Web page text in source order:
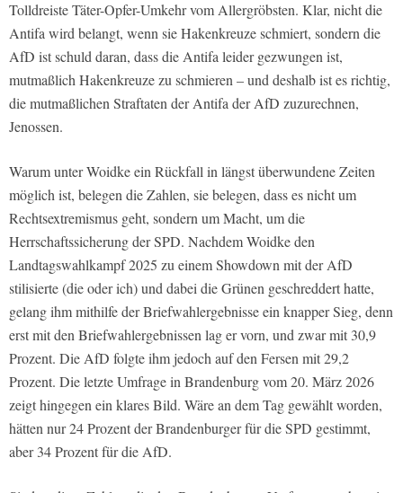
Tolldreiste Täter-Opfer-Umkehr vom Allergröbsten. Klar, nicht die
Antifa wird belangt, wenn sie Hakenkreuze schmiert, sondern die
AfD ist schuld daran, dass die Antifa leider gezwungen ist,
mutmaßlich Hakenkreuze zu schmieren – und deshalb ist es richtig,
die mutmaßlichen Straftaten der Antifa der AfD zuzurechnen,
Jenossen.
Warum unter Woidke ein Rückfall in längst überwundene Zeiten
möglich ist, belegen die Zahlen, sie belegen, dass es nicht um
Rechtsextremismus geht, sondern um Macht, um die
Herrschaftssicherung der SPD. Nachdem Woidke den
Landtagswahlkampf 2025 zu einem Showdown mit der AfD
stilisierte (die oder ich) und dabei die Grünen geschreddert hatte,
gelang ihm mithilfe der Briefwahlergebnisse ein knapper Sieg, denn
erst mit den Briefwahlergebnissen lag er vorn, und zwar mit 30,9
Prozent. Die AfD folgte ihm jedoch auf den Fersen mit 29,2
Prozent. Die letzte Umfrage in Brandenburg vom 20. März 2026
zeigt hingegen ein klares Bild. Wäre an dem Tag gewählt worden,
hätten nur 24 Prozent der Brandenburger für die SPD gestimmt,
aber 34 Prozent für die AfD.